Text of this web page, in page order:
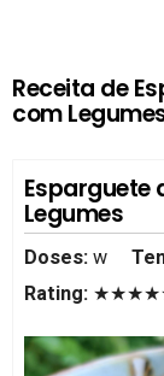
Receita de
com
Esparguete
Legumes
Doses: w
Rating: